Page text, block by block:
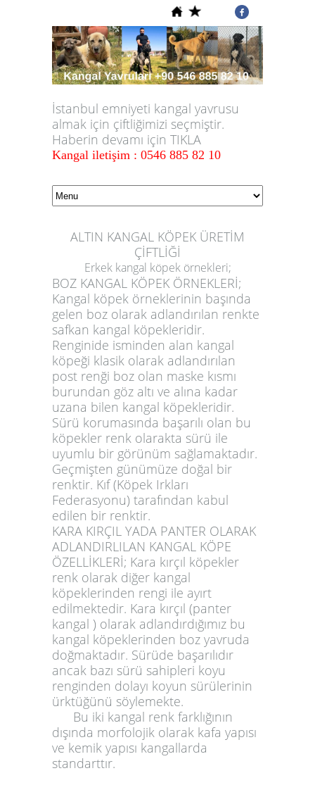
İstanbul emniyeti kangal yavrusu
almak için çiftliğimizi seçmiştir.
Haberin devamı için TIKLA
Kangal iletişim : 0546 885 82 10
ALTIN KANGAL KÖPEK ÜRETİM
ÇİFTLİĞİ
Erkek kangal köpek örnekleri;
BOZ KANGAL KÖPEK ÖRNEKLERİ;
Kangal köpek örneklerinin başında
gelen boz olarak adlandırılan renkte
safkan kangal köpekleridir.
Renginide isminden alan kangal
köpeği klasik olarak adlandırılan
post renği boz olan maske kısmı
burundan göz altı ve alına kadar
uzana bilen kangal köpekleridir.
Sürü korumasında başarılı olan bu
köpekler renk olarakta sürü ile
uyumlu bir görünüm sağlamaktadır.
Geçmişten günümüze doğal bir
renktir. Kıf (Köpek Irkları
Federasyonu) tarafından kabul
edilen bir renktir.
KARA KIRÇIL YADA PANTER OLARAK
ADLANDIRLILAN KANGAL KÖPE
ÖZELLİKLERİ; Kara kırçıl köpekler
renk olarak diğer kangal
köpeklerinden rengi ile ayırt
edilmektedir. Kara kırçıl (panter
kangal ) olarak adlandırdığımız bu
kangal köpeklerinden boz yavruda
doğmaktadır. Sürüde başarılıdır
ancak bazı sürü sahipleri koyu
renginden dolayı koyun sürülerinin
ürktüğünü söylemekte.
Bu iki kangal renk farklığının
dışında morfolojik olarak kafa yapısı
ve kemik yapısı kangallarda
standarttır.